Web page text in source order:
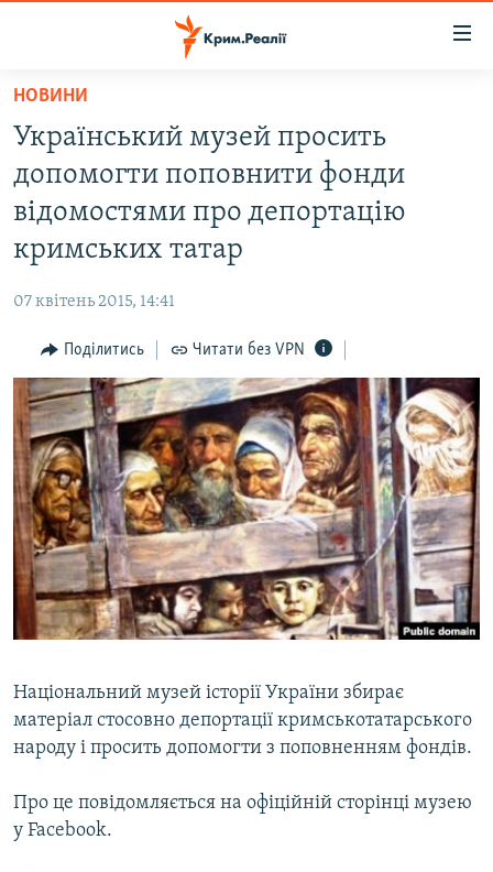
Перейти
основного
матеріалу
Перейти
до
основної
Перейти
пошуку
ВОДА.КРИМ
ВІДЕО ТА ФОТО
ІНТЕРВ'Ю
ВСЕ ЗА ДЕНЬ
СПЕЦПРОЕКТИ
ДЕПОРТАЦІЯ
ВІДЕОУРОКИ «ELIFBE»
СВІДЧЕННЯ ОКУПАЦІЇ
УКРАЇНСЬКА ПРОБЛЕМА КРИМУ
ІНФОГРАФІКА
ЯК ОБІЙТИ БЛОКУВАННЯ
Русский
Qırımtatar
ДОЛУЧАЙСЯ!
Усі сайти RFE/RL
НОВИНИ
Український музей просить
допомогти поповнити фонди
відомостями про депортацію
кримських татар
07 квітень 2015, 14:41
Поділитись Читати без VPN
Національний музей історії України збирає
матеріал стосовно депортації кримськотатарського
народу і просить допомогти з поповненням фондів.
Про це повідомляється на офіційній сторінці музею
у Facebook.